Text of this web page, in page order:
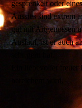
gesprenkelt oder
Aussies sind extrem
gut mit Artgenossen
Auslauf, ist er auch
Ein liebevoller